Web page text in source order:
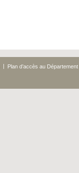
| Plan d’accès au